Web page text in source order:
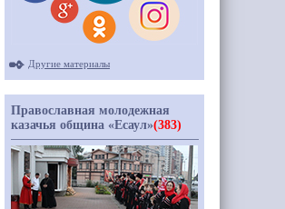
Другие материалы
Православная молодежная
казачья община «Есаул»(383)